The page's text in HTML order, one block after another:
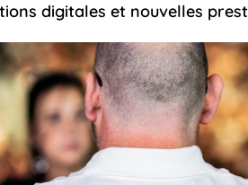
digitales et nouvelles